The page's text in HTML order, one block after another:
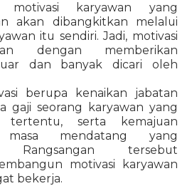
motivasi karyawan yang
akan dibangkitkan melalui
itu sendiri. Jadi, motivasi
dengan memberikan
dan banyak dicari oleh
berupa kenaikan jabatan
gaji seorang karyawan yang
tertentu, serta kemajuan
mendatang yang
Rangsangan tersebut
motivasi karyawan
bekerja.